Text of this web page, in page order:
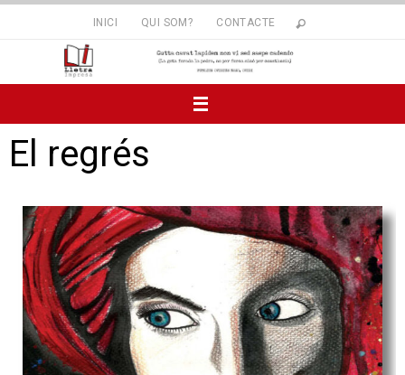
INICI QUI SOM? CONTACTE
El regrés